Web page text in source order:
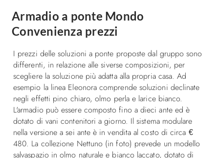
Armadio a ponte Mondo
Convenienza prezzi
I prezzi delle soluzioni a ponte proposte dal gruppo sono
differenti, in relazione alle siverse composizioni, per
scegliere la soluzione più adatta alla propria casa. Ad
esempio la linea Eleonora comprende soluzioni declinate
negli effetti pino chiaro, olmo perla e larice bianco.
L'armadio può essere composto fino a dieci ante ed è
dotato di vani contenitori a giorno. Il sistema modulare
nella versione a sei ante è in vendita al costo di circa €
480. La collezione Nettuno (in foto) prevede un modello
salvaspazio in olmo naturale e bianco laccato, dotato di